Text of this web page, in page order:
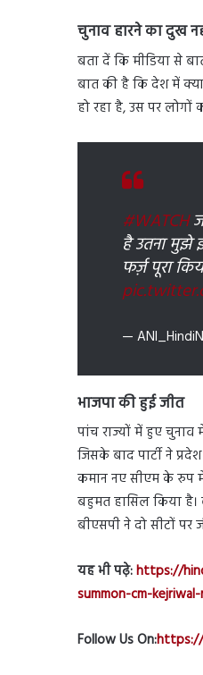
चुनाव हारने का दुख
बता दें कि मीडिया से
बात की है कि देश में क्या
हो रहा है, उस पर लोगों
#WATCH
है उतना मुझे
फर्ज़ पूरा
—
भाजपा की हुई जीत
पांच राज्यों में हुए
जिसके बाद पार्टी ने
कमान नए सीएम के रुप
बहुमत हासिल किया है।
बीएसपी ने दो सीटों पर
यह भी पढ़े:https://
summon-cm-
Follow Us On: